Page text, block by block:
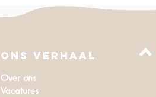
ONS VERHAAL
Over ons
Vacatures